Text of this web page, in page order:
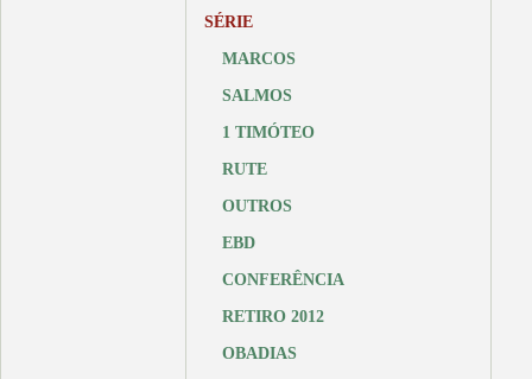
SÉRIE
MARCOS
SALMOS
1 TIMÓTEO
RUTE
OUTROS
EBD
CONFERÊNCIA
RETIRO 2012
OBADIAS